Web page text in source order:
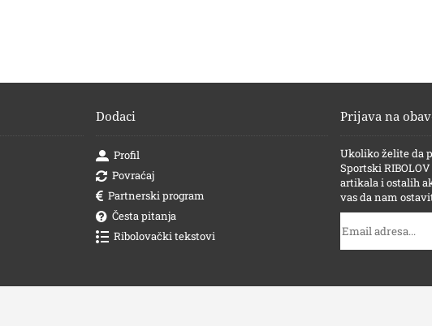
Dodaci
Profil
Povraćaj
Partnerski program
Česta pitanja
Ribolovački tekstovi
Prijava na
Ukoliko želite da
Sportski
artikala i ostalih
vas da nam